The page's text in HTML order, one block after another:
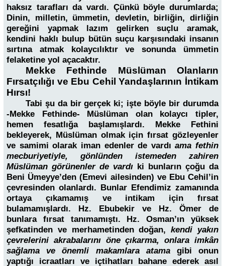
haksız tarafları da vardı. Çünkü böyle durumlarda;
Dinin, milletin, ümmetin, devletin, birliğin, dirliğin
gereğini yapmak lazım gelirken suçlu aramak,
kendini haklı bulup bütün suçu karşısındaki insanın
sırtına atmak kolaycılıktır ve sonunda ümmetin
felaketine yol açacaktır.
Mekke Fethinde Müslüman Olanların
Fırsatçılığı ve Ebu Cehil Yandaşlarının İntikam
Hırsı!
Tabi şu da bir gerçek ki; işte böyle bir durumda
-Mekke Fethinde- Müslüman olan kolaycı tipler,
hemen fesatlığa başlamışlardı. Mekke Fethini
bekleyerek, Müslüman olmak için fırsat gözleyenler
ve samimi olarak iman edenler de vardıama fethin
mecburiyetiyle, gönlünden istemeden zahiren
Müslüman görünenler de vardı ki bunların çoğu da
Beni Ümeyye’den (Emevi ailesinden) ve Ebu Cehil’in
çevresinden olanlardı. Bunlar Efendimiz zamanında
ortaya çıkamamış ve intikam için fırsat
bulamamışlardı. Hz. Ebubekir ve Hz. Ömer de
bunlara fırsat tanımamıştı. Hz. Osman’ın yüksek
şefkatinden ve merhametinden doğan,kendi yakın
çevrelerini akrabalarını öne çıkarma, onlara imkân
sağlama ve önemli makamlara atamagibi onun
yaptığı icraatları ve içtihatları bahane ederek asıl